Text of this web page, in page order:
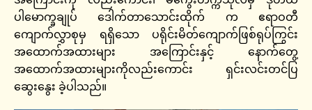
ပါမောက္ခချုပ် ဒေါက်တာသောင်းထိုက် က ဧရာဝတီ
ကျောက်လွှာစုမှ ရရှိသော ပရိုင်းမိတ်ကျောက်ဖြစ်ရုပ်ကြွင်း
အထောက်အထားများ အကြောင်းနှင့် နောက်တွေ့
အထောက်အထားများကိုလည်းကောင်း ရှင်းလင်းတင်ပြ
ဆွေးနွေး ခဲ့ပါသည်။